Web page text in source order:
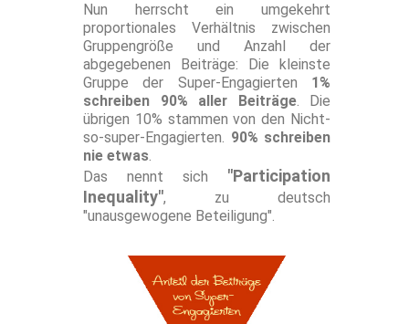
Nun herrscht ein umgekehrt
proportionales Verhältnis zwischen
Gruppengröße und Anzahl der
abgegebenen Beiträge: Die kleinste
Gruppe der Super-Engagierten 1%
schreiben 90% aller Beiträge. Die
übrigen 10% stammen von den Nicht-
so-super-Engagierten. 90% schreiben
nie etwas.
Das nennt sich "Participation
Inequality", zu deutsch
"unausgewogene Beteiligung".